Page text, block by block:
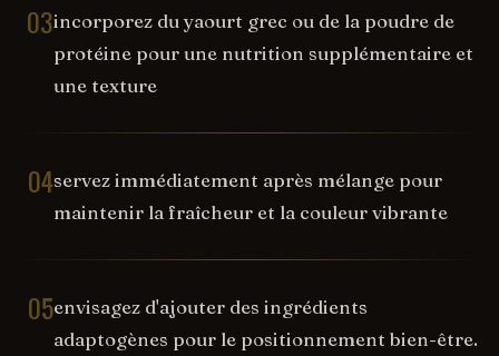
03incorporez du yaourt grec ou de la poudre de
protéine pour une nutrition supplémentaire et
une texture
04servez immédiatement après mélange pour
maintenir la fraîcheur et la couleur vibrante
05envisagez d'ajouter des ingrédients
adaptogènes pour le positionnement bien-être.